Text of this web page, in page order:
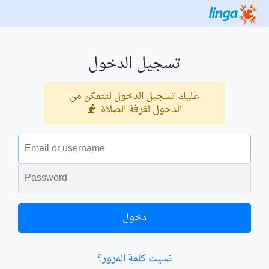
تسجيل الدخول
عليك تسجيل الدخول لتتمكن من
الدخول لغرفة الصلاة
البريد الالكتروني
الكلمة السرية
دخول
نسيت كلمة المرور؟